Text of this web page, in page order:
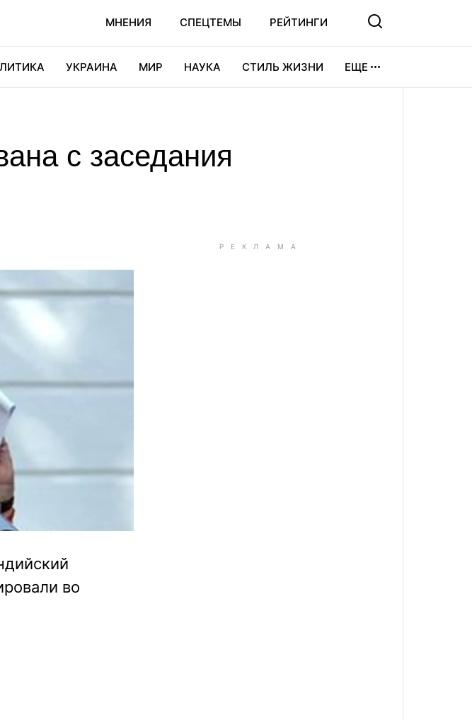
МНЕНИЯ СПЕЦТЕМЫ РЕЙТИНГИ
УКРАИНА МИР НАУКА СТИЛЬ ЖИЗНИ ЕЩЕ
с заседания
во